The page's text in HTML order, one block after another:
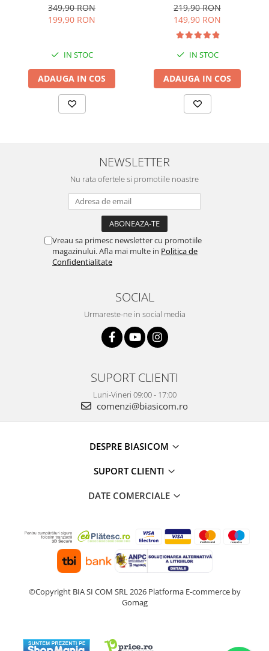
Sisteme audio
Accesorii electronice Auto
Compresoare auto
Baterii
Camere video & sport
Console & Jocuri
Accesorii console & PC
Ochelari VR Gaming
Imprimante & Scannere
Playere, Boxe & Casti
Radio cu ceas & portabile
Suporturi TV / Monitor
Videoproiectoare & Accesorii
Accesorii videoproiectoare
9 litri, Termostat 80 - 200
°C, 8 programe predefinite,
349,90 RON
199,90 RON
IN STOC
ADAUGA IN COS
80 - 200 °C, 8 programe
predefinite, Alb
219,90 RON
149,90 RON
IN STOC
ADAUGA IN COS
NEWSLETTER
Nu rata ofertele si promotiile noastre
Vreau sa primesc newsletter cu promotiile
magazinului. Afla mai multe in Politica de
Confidentialitate
SOCIAL
Urmareste-ne in social media
SUPORT CLIENTI
Luni-Vineri 09:00 - 17:00
comenzi@biasicom.ro
DESPRE BIASICOM
SUPORT CLIENTI
DATE COMERCIALE
©Copyright BIA SI COM SRL 2026 Platforma E-commerce by
Gomag